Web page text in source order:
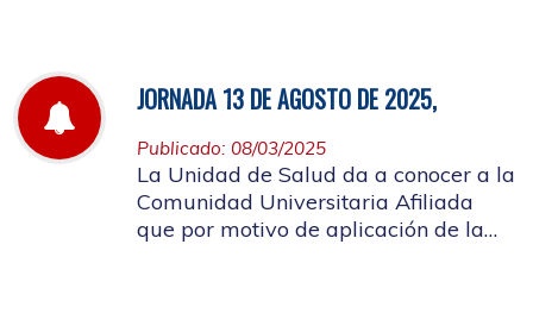
JORNADA 13 DE AGOSTO DE 2025,
Publicado: 08/03/2025
La Unidad de Salud da a conocer a la
Comunidad Universitaria Afiliada
que por motivo de aplicación de la